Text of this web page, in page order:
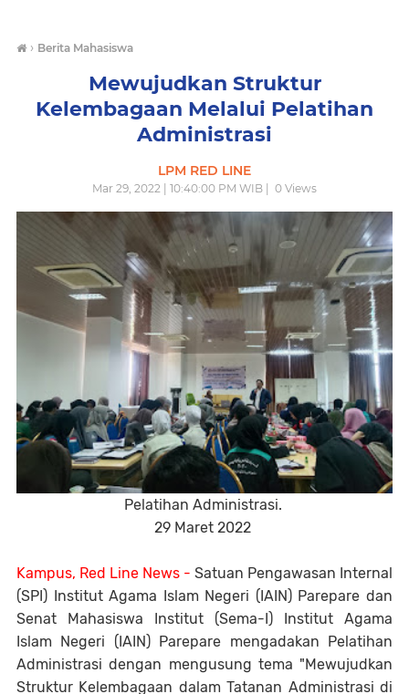
› Berita Mahasiswa
Mewujudkan Struktur
Kelembagaan Melalui Pelatihan
Administrasi
LPM RED LINE
Mar 29, 2022 | 10:40:00 PM WIB | 0 Views
Pelatihan Administrasi.
29 Maret 2022
Kampus, Red Line News - Satuan Pengawasan Internal
(SPI) Institut Agama Islam Negeri (IAIN) Parepare dan
Senat Mahasiswa Institut (Sema-I) Institut Agama
Islam Negeri (IAIN) Parepare mengadakan Pelatihan
Administrasi dengan mengusung tema "Mewujudkan
Struktur Kelembagaan dalam Tatanan Administrasi di